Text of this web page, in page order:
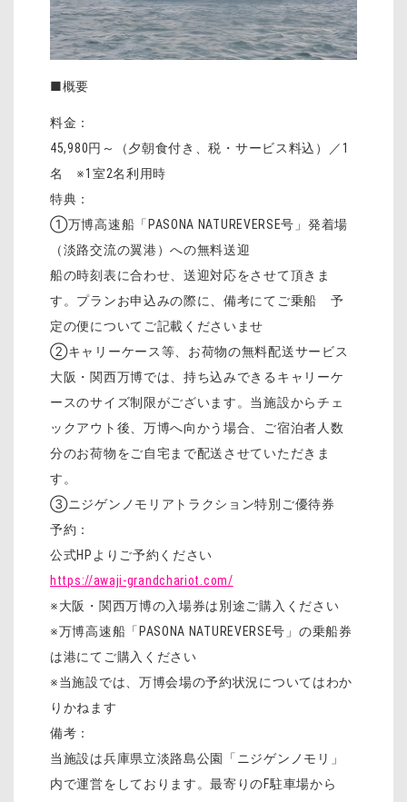
■概要
料金：
45,980円～（夕朝食付き、税・サービス料込）／1
名 ※1室2名利用時
特典：
①万博高速船「PASONA NATUREVERSE号」発着場
（淡路交流の翼港）への無料送迎
船の時刻表に合わせ、送迎対応をさせて頂きま
す。プランお申込みの際に、備考にてご乗船 予
定の便についてご記載くださいませ
②キャリーケース等、お荷物の無料配送サービス
大阪・関西万博では、持ち込みできるキャリーケ
ースのサイズ制限がございます。当施設からチェ
ックアウト後、万博へ向かう場合、ご宿泊者人数
分のお荷物をご自宅まで配送させていただきま
す。
③ニジゲンノモリアトラクション特別ご優待券
予約：
公式HPよりご予約ください
https://awaji-grandchariot.com/
※大阪・関西万博の入場券は別途ご購入ください
※万博高速船「PASONA NATUREVERSE号」の乗船券
は港にてご購入ください
※当施設では、万博会場の予約状況についてはわか
りかねます
備考：
当施設は兵庫県立淡路島公園「ニジゲンノモリ」
内で運営をしております。最寄りのF駐車場から